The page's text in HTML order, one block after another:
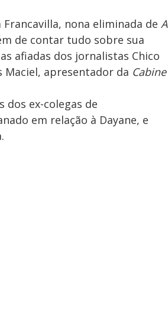
nona eliminada de A
de contar tudo sobre sua
afiadas dos jornalistas Chico
Maciel, apresentador da Cabine
ex-colegas de
em relação à Dayane, e